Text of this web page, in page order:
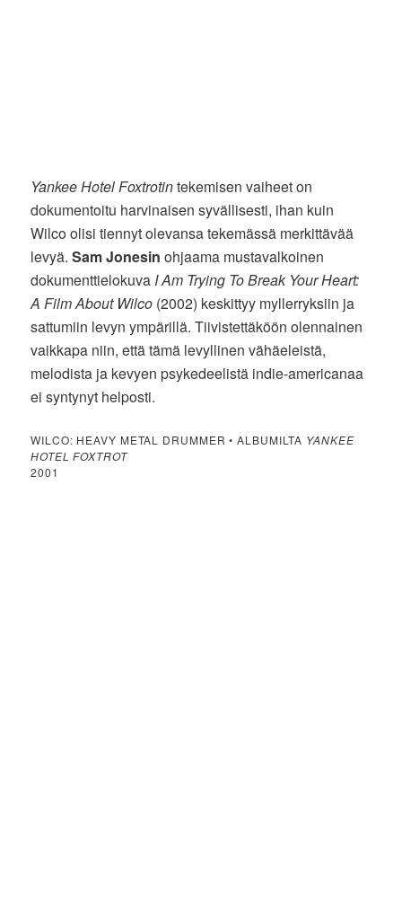
Yankee Hotel Foxtrotintekemisen vaiheet on
dokumentoitu harvinaisen syvällisesti, ihan kuin
Wilco olisi tiennyt olevansa tekemässä merkittävää
levyä.Sam Jonesin ohjaama mustavalkoinen
dokumenttielokuva I Am Trying To Break Your Heart:
A Film About Wilco (2002) keskittyy myllerryksiin ja
sattumiin levyn ympärillä. Tiivistettäköön olennainen
vaikkapa niin, että tämä levyllinen vähäeleistä,
melodista ja kevyen psykedeelistä indie-americanaa
ei syntynyt helposti.
WILCO: HEAVY METAL DRUMMER • ALBUMILTA YANKEE
HOTEL FOXTROT
2001